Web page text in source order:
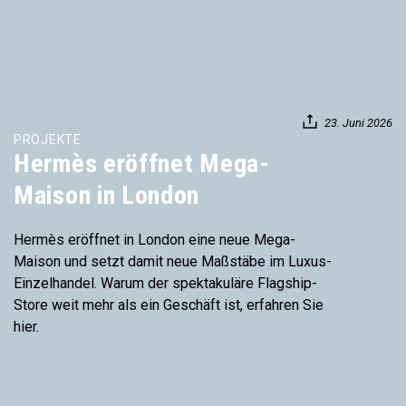
23. Juni 2026
PROJEKTE
Hermès eröffnet Mega-
Maison in London
Hermès eröffnet in London eine neue Mega-
Maison und setzt damit neue Maßstäbe im Luxus-
Einzelhandel. Warum der spektakuläre Flagship-
Store weit mehr als ein Geschäft ist, erfahren Sie
hier.